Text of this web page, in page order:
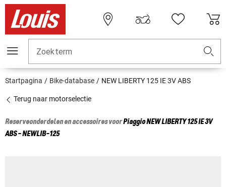
Zoekterm
Startpagina Bike-database NEW LIBERTY 125 IE 3V ABS
Terug naar motorselectie
Reserveonderdelen en accessoires voorPiaggioNEW LIBERTY 125 IE 3V
ABS - NEWLIB-125